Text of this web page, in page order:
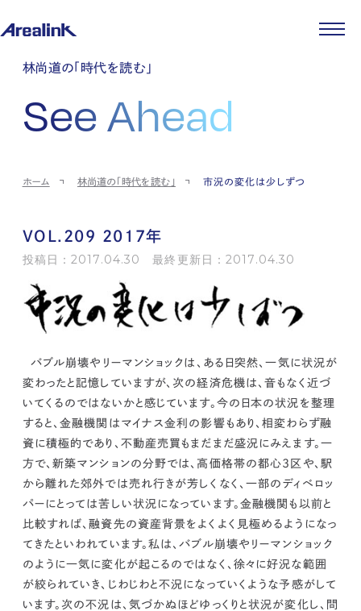
企業情報
企業理念
会社概要
コーポレートガバナンス
ストレージ事業
パートナー制度
土地権利整備事業
IR情報
IRカレンダー
IRポリシー
ストレージ室数実績
個人投資家の皆様へ
よくある質問・用語集
IRメール登録
ニュース
商品情報
先輩社員インタビュー
中途採用
kur
asul
土地活用
サイト
エリアリンクグループ ジャパントランクル
ーム
カスタマーハラスメントポリ
プライバシーポリシー
情報セキュリティ・DX方針及び戦略サイトマップ
©2025 AREALINK.
林尚道の「時代を読む」
See Ahead
ホーム 林尚道の「時代を読む」 市況の変化は少しずつ
VOL.209 2017年
投稿日：2017.04.30 最終更新日：2017.04.30
バブル崩壊やリーマンショックは、ある日突然、一気に状況が
変わったと記憶していますが、次の経済危機は、音もなく近づ
いてくるのではないかと感じています。 今の日本の状況を整理
すると、金融機関はマイナス金利の影響もあり、相変わらず融
資に積極的であり、不動産売買もまだまだ盛況にみえます。一
方で、新築マンションの分野では、高価格帯の都心3区や、駅
から離れた郊外では売れ行きが芳しくなく、一部のディベロッ
パーにとっては苦しい状況になっています。金融機関も以前と
比較すれば、融資先の資産背景をよくよく見極めるようになっ
てきたといわれています。私は、バブル崩壊やリーマンショック
のように一気に変化が起こるのではなく、徐々に好況な範囲
が絞られていき、じわじわと不況になっていくような予感がして
います。 次の不況は、気づかぬほどゆっくりと状況が変化し、問